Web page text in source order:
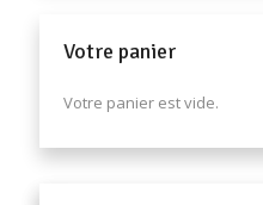
Votre panier
Votre panier est vide.